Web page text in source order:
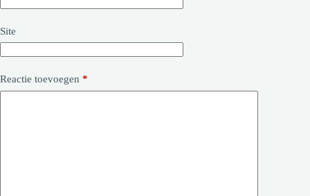
Site
Reactie toevoegen *